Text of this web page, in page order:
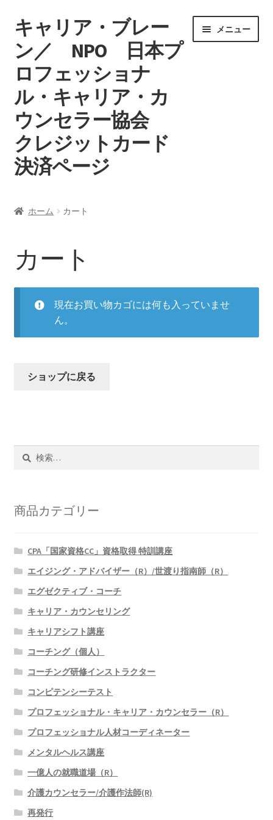
ナ
ゲ
ー
シ
ョ
ン
へ
ス
キ
ッ
コ
テ
ン
ツ
へ
ス
キ
ッ
プ
キャリア・ブレー
ン／ NPO 日本プ
ロフェッショナ
ル・キャリア・カ
ウンセラー協会
クレジットカード
決済ページ
メニュー
カート
支払い
プライバシーポリシー
ホーム カート
カート
現在お買い物カゴには何も入っていませ
ん。
ショップに戻る
商品カテゴリー
CPA「国家資格CC」資格取得 特訓講座
エイジング・アドバイザー（R）/世渡り指南師（R）
エグゼクティブ・コーチ
キャリア・カウンセリング
キャリアシフト講座
コーチング（個人）
コーチング研修インストラクター
コンピテンシーテスト
プロフェッショナル・キャリア・カウンセラー（R）
プロフェッショナル人材コーディネーター
メンタルヘルス講座
一億人の就職道場（R）
介護カウンセラー/介護作法師(R)
再発行